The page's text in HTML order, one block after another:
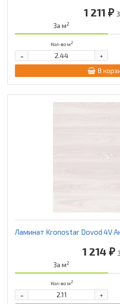
1 211 ₽
За м2
Кол-во м2
+
-
В
Ламинат Kronostar Dovod 4V
1 214 ₽
За м2
Кол-во м2
+
-